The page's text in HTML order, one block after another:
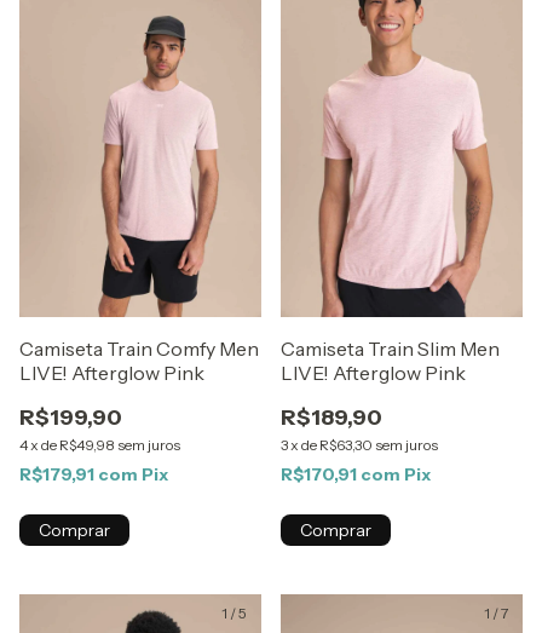
Camiseta Train Comfy Men
LIVE! Afterglow Pink
R$199,90
4 x de R$49,98 sem juros
R$179,91 com Pix
Comprar
Camiseta Train Slim Men
LIVE! Afterglow Pink
R$189,90
3 x de R$63,30 sem juros
R$170,91 com Pix
Comprar
1 /5 1 /7